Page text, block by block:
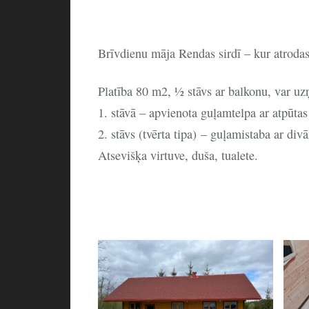
Brīvdienu māja Rendas sirdī – kur
Platība 80 m2, ½ stāvs ar balkonu, var
1. stāvā – apvienota guļamtelpa ar
2. stāvs (tvērta tipa) – guļamistaba ar
Atsevišķa virtuve, duša, tualete.